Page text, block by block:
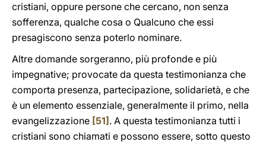
cristiani, oppure persone che cercano, non senza
sofferenza, qualche cosa o Qualcuno che essi
presagiscono senza poterlo nominare.
Altre domande sorgeranno, più profonde e più
impegnative; provocate da questa testimonianza che
comporta presenza, partecipazione, solidarietà, e che
è un elemento essenziale, generalmente il primo, nella
evangelizzazione [51] . A questa testimonianza tutti i
cristiani sono chiamati e possono essere, sotto questo